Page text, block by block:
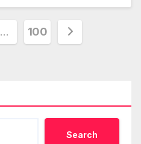
… 100
Search